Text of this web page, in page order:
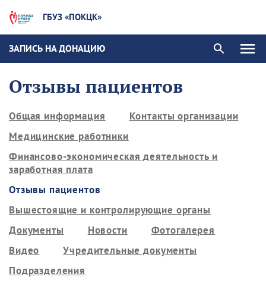
ГБУЗ «ПОКЦК»
ЗАПИСЬ НА ДОНАЦИЮ
Отзывы пациентов
Общая информация
Контакты организации
Медицинские работники
Финансово-экономическая деятельность и
заработная плата
Отзывы пациентов
Вышестоящие и контролирующие органы
Документы
Новости
Фотогалерея
Видео
Учредительные документы
Подразделения